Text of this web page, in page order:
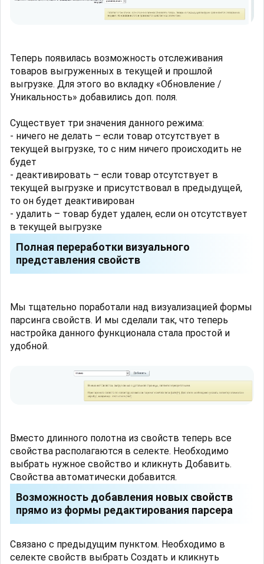
Теперь появилась возможность отслеживания
товаров выгруженных в текущей и прошлой
выгрузке. Для этого во вкладку «Обновление /
Уникальность» добавились доп. поля.
Существует три значения данного режима:
- ничего не делать – если товар отсутствует в
текущей выгрузке, то с ним ничего происходить не
будет
- деактивировать – если товар отсутствует в
текущей выгрузке и присутствовал в предыдущей,
то он будет деактивирован
- удалить – товар будет удален, если он отсутствует
в текущей выгрузке
Полная переработки визуального
представления свойств
Мы тщательно поработали над визуализацией формы
парсинга свойств. И мы сделали так, что теперь
настройка данного функционала стала простой и
удобной.
Вместо длинного полотна из свойств теперь все
свойства располагаются в селекте. Необходимо
выбрать нужное свойство и кликнуть Добавить.
Свойства автоматически добавится.
Возможность добавления новых свойств
прямо из формы редактирования парсера
Связано с предыдущим пунктом. Необходимо в
селекте свойств выбрать Создать и кликнуть